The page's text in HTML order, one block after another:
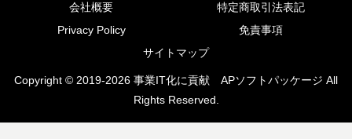
会社概要
特定商取引法表記
Privacy Policy
免責事項
サイトマップ
Copyright © 2019-2026 事業IT化に貢献 APソフトパッケージ All
Rights Reserved.